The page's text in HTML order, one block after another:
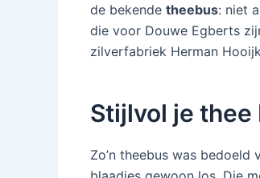
de bekende theebus: niet
die voor Douwe Egberts
zilverfabriek Herman
Stijlvol je thee
Zo’n theebus was